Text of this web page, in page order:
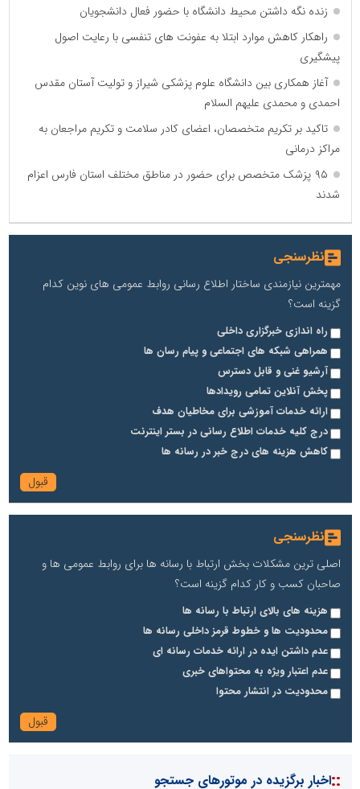
زنده نگه داشتن محیط دانشگاه با حضور فعال دانشجویان
راهکار کاهش موارد ابتلا به عفونت های تنفسی با رعایت اصول
پیشگیری
آغاز همکاری بین دانشگاه علوم پزشکی شیراز و تولیت آستان مقدس
احمدی و محمدی علیهم السلام
تاکید بر تکریم متخصصان، اعضای کادر سلامت و تکریم مراجعان به
مراکز درمانی
۹۵ پزشک متخصص برای حضور در مناطق مختلف استان فارس اعزام
شدند
نظرسنجی
مهمترین نیازمندی ساختار اطلاع رسانی روابط عمومی های نوین کدام
گزینه است؟
راه اندازی خبرگزاری داخلی
همراهی شبکه های اجتماعی و پیام رسان ها
آرشیو غنی و قابل دسترس
پخش آنلاین تمامی رویدادها
ارائه خدمات آموزشی برای مخاطیان هدف
درج کلیه خدمات اطلاع رسانی در بستر اینترنت
کاهش هزینه های درج خبر در رسانه ها
نظرسنجی
اصلی ترین مشکلات بخش ارتباط با رسانه ها برای روابط عمومی ها و
صاحبان کسب و کار کدام گزینه است؟
هزینه های بالای ارتباط با رسانه ها
محدودیت ها و خطوط قرمز داخلی رسانه ها
عدم داشتن ایده در ارائه خدمات رسانه ای
عدم اعتبار ویژه به محتواهای خبری
محدودیت در انتشار محتوا
::اخبار برگزیده در موتورهای جستجو